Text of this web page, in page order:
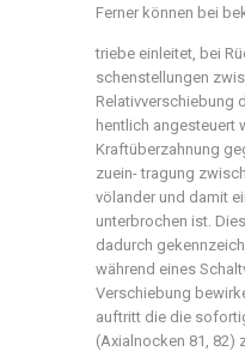
Ferner können bei
triebe einleitet, bei
schenstellungen
Relativverschiebung
hentlich angesteuert
Kraftüberzahnung
zuein- tragung
völander und damit
unterbrochen ist.
dadurch
während eines
Verschiebung
auftritt die die
(Axialnocken 81, 82)